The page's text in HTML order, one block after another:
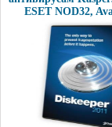
ESET NOD32,